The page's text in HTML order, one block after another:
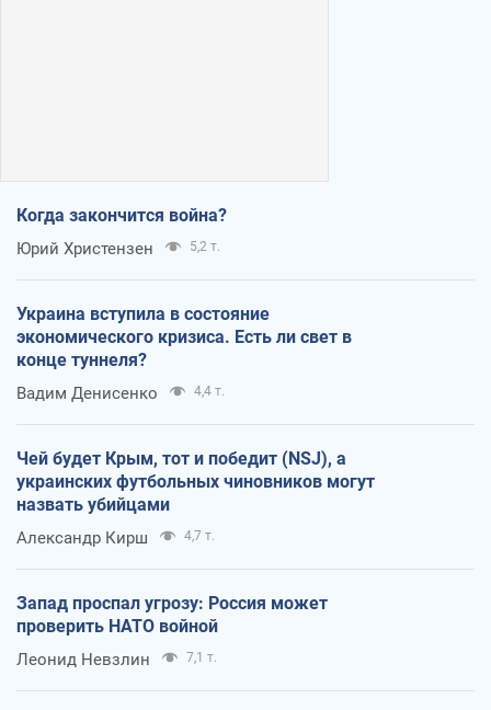
Когда закончится война?
Юрий Христензен 5,2 т.
Украина вступила в состояние
экономического кризиса. Есть ли свет в
конце туннеля?
Вадим Денисенко 4,4 т.
Чей будет Крым, тот и победит (NSJ), а
украинских футбольных чиновников могут
назвать убийцами
Александр Кирш 4,7 т.
Запад проспал угрозу: Россия может
проверить НАТО войной
Леонид Невзлин 7,1 т.